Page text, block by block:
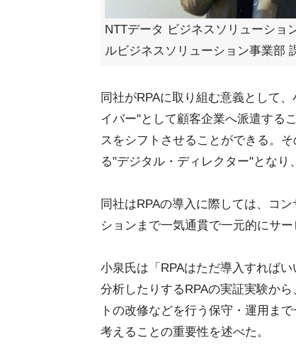
NTTデータ ビジネスソリューショ
ルビジネスソリューション事業部
同社がRPAに取り組む意義として
イバー"として顧客企業へ派遣する
スをシフトさせることができる。
る"デジタル・ディレクター"となり
同社はRPAの導入に際しては、コ
ションまで一気通貫で一元的にサ
小泉氏は「RPAはただ導入すれば
分析したりするRPAの実証実験か
トの改修などを行う保守・運用ま
考えることの重要性を述べた。